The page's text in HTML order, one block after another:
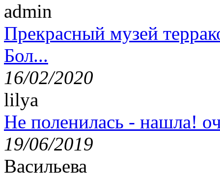
admin
Прекрасный музей
Бол...
16/02/2020
lilya
Не поленилась - нашла!
19/06/2019
Васильева